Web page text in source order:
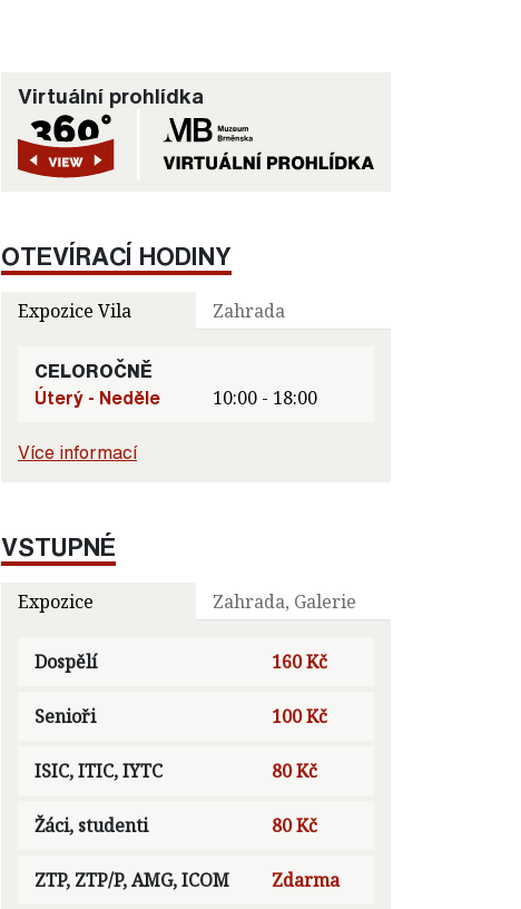
Virtuální prohlídka
OTEVÍRACÍ HODINY
Expozice Vila Zahrada
CELOROČNĚ
Úterý - Neděle
10:00 - 18:00
Více informací
VSTUPNÉ
Expozice Zahrada, Galerie
Dospělí 160 Kč
Senioři 100 Kč
ISIC, ITIC, IYTC 80 Kč
Žáci, studenti 80 Kč
ZTP, ZTP/P, AMG, ICOM Zdarma